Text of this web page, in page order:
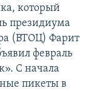
который
президиума
(ВТОЦ) Фарит
февраль
С начала
пикеты в